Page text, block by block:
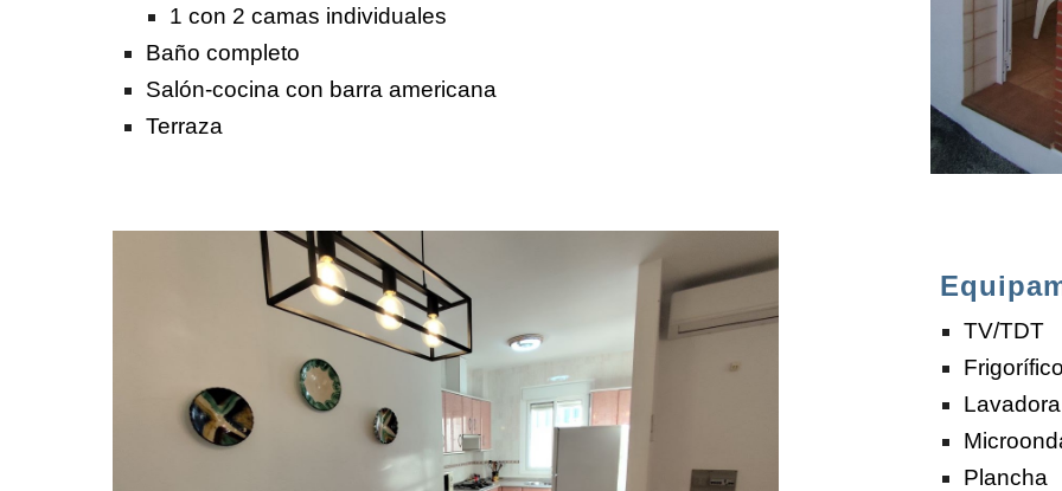
1 con 2 camas individuales
Baño completo
Salón-cocina con barra americana
Terraza
TV/TDT
Frigorífico
Lavadora
Plancha